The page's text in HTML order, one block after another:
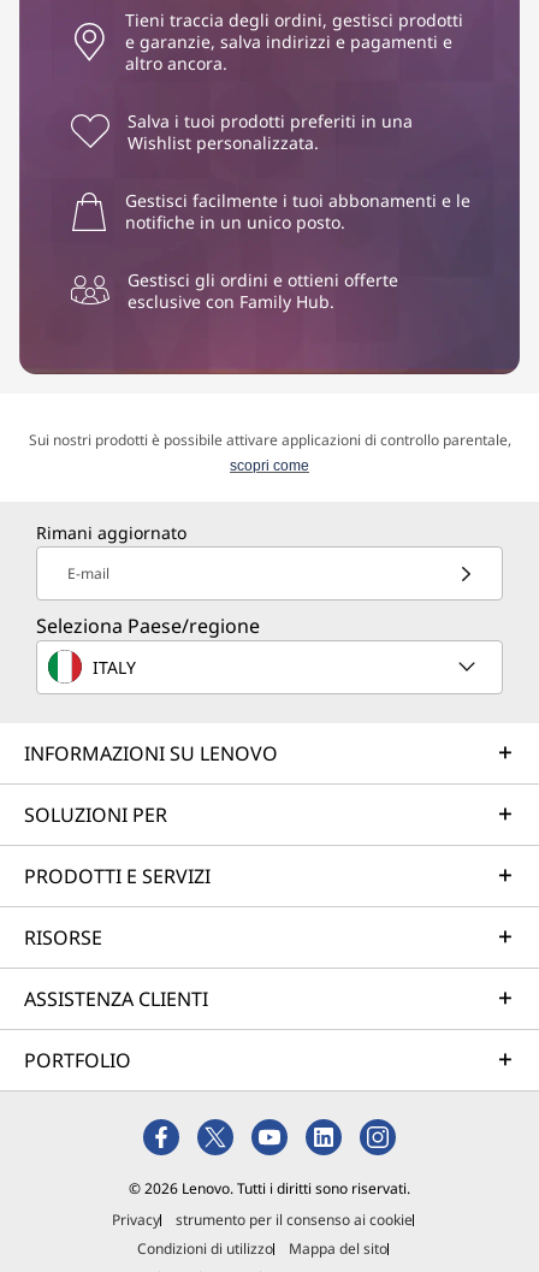
Tieni traccia degli ordini, gestisci prodotti
e garanzie, salva indirizzi e pagamenti e
altro ancora.
Salva i tuoi prodotti preferiti in una
Wishlist personalizzata.
Gestisci facilmente i tuoi abbonamenti e le
notifiche in un unico posto.
Gestisci gli ordini e ottieni offerte
esclusive con Family Hub.
Sui nostri prodotti è possibile attivare applicazioni di controllo parentale,
scopri come
Rimani aggiornato
E-mail
Seleziona Paese/regione
ITALY
INFORMAZIONI SU LENOVO
SOLUZIONI PER
PRODOTTI E SERVIZI
RISORSE
ASSISTENZA CLIENTI
PORTFOLIO
© 2026 Lenovo. Tutti i diritti sono riservati.
Privacy
strumento per il consenso ai cookie
Condizioni di utilizzo
Mappa del sito